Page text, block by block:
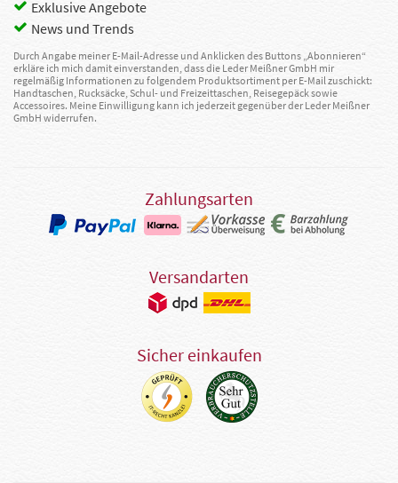
Exklusive Angebote
News und Trends
Durch Angabe meiner E-Mail-Adresse und Anklicken des Buttons „Abonnieren“
erkläre ich mich damit einverstanden, dass die Leder Meißner GmbH mir
regelmäßig Informationen zu folgendem Produktsortiment per E-Mail zuschickt:
Handtaschen, Rucksäcke, Schul- und Freizeittaschen, Reisegepäck sowie
Accessoires. Meine Einwilligung kann ich jederzeit gegenüber der Leder Meißner
GmbH widerrufen.
Zahlungsarten
Versandarten
Sicher einkaufen